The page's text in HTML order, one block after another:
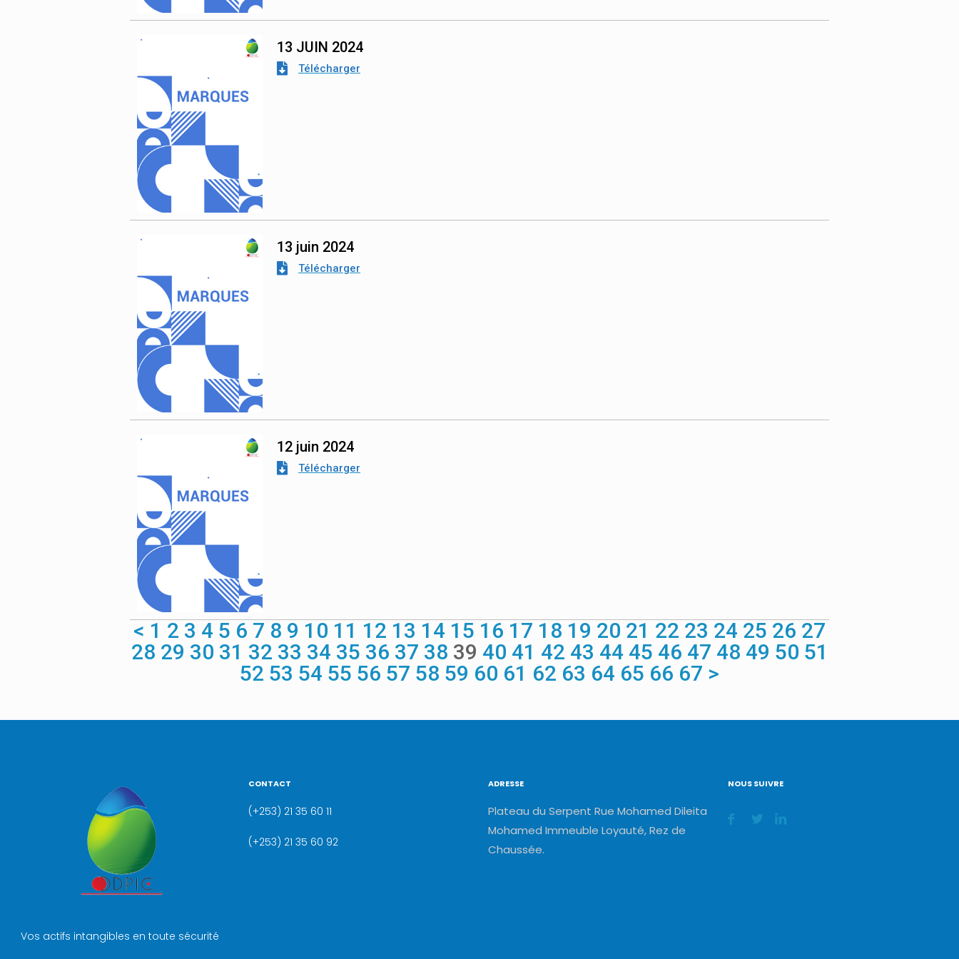
13 JUIN 2024
Télécharger
13 juin 2024
Télécharger
12 juin 2024
Télécharger
< 1 2 3 4 5 6 7 8 9 10 11 12 13 14 15 16 17 18 19 20 21 22 23 24 25 26 27
28 29 30 31 32 33 34 35 36 37 38 39 40 41 42 43 44 45 46 47 48 49 50 51
52 53 54 55 56 57 58 59 60 61 62 63 64 65 66 67 >
Vos actifs intangibles en toute sécurité
CONTACT
(+253) 21 35 60 11
(+253) 21 35 60 92
ADRESSE
Plateau du Serpent Rue Mohamed Dileita
Mohamed Immeuble Loyauté, Rez de
Chaussée.
NOUS SUIVRE